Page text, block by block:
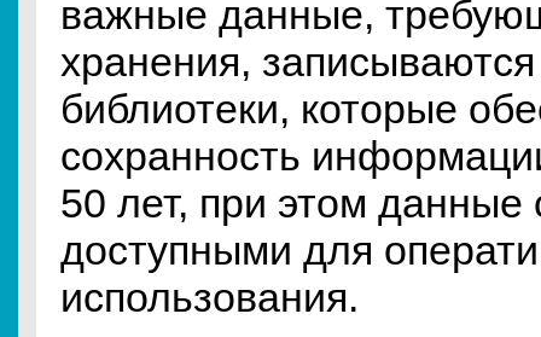
важные данные,
хранения,
библиотеки, которые
сохранность
50 лет, при этом данные
доступными для
использования.